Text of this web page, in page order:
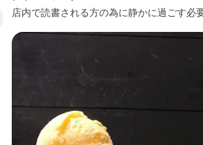
店内で読書される方の為に静かに過ごす必